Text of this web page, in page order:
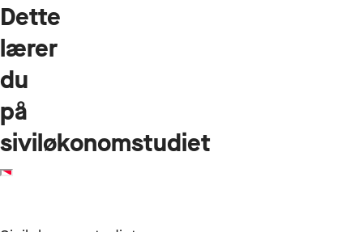
Dette
lærer
du
på
siviløkonomstudiet